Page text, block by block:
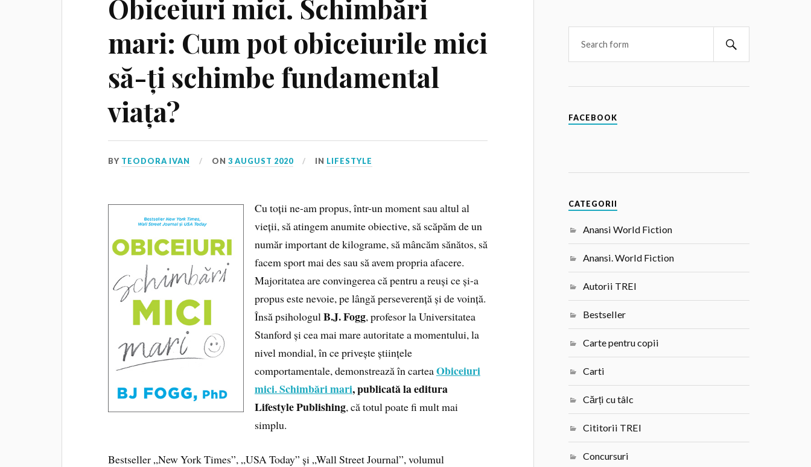
Obiceiuri mici. Schimbări
mari: Cum pot obiceiurile mici
să-ți schimbe fundamental
viața?
BY TEODORA IVAN ON3 AUGUST 2020 IN LIFESTYLE
Cu toții ne-am propus, într-un moment sau altul al
vieții, să atingem anumite obiective, să scăpăm de un
număr important de kilograme, să mâncăm sănătos, să
facem sport mai des sau să avem propria afacere.
Majoritatea are convingerea că pentru a reuși ce și-a
propus este nevoie, pe lângă perseverență și de voință.
Însă psihologulB.J. Fogg, profesor la Universitatea
Stanford și cea mai mare autoritate a momentului, la
nivel mondial, în ce privește științele
comportamentale, demonstrează în carteaObiceiuri
mici. Schimbări mari, publicată la editura
Lifestyle Publishing, că totul poate fi mult mai
simplu.
Bestseller „New York Times”, „USA Today” și „Wall Street Journal”, volumul
FACEBOOK
CATEGORII
Anansi World Fiction
Anansi. World Fiction
Autorii TREI
Bestseller
Carte pentru copii
Carti
Cărți cu tâlc
Cititorii TREI
Concursuri